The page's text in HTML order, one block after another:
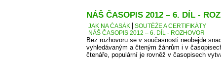
NÁŠ ČASOPIS 2012 – 6. DÍL -
JAK NA ČASÁK
SOUTĚŽE A CERTIFIKÁTY
NÁŠ ČASOPIS 2012 – 6. DÍL - ROZHOVOR
Bez rozhovoru se v současnosti neobejde
vyhledávaným a čteným žánrům i v
čtenáře, populární je rovněž v časopisech